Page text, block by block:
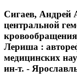
Сигаев, Андрей
центральной
Лериша :
медицинских
ин-т. -